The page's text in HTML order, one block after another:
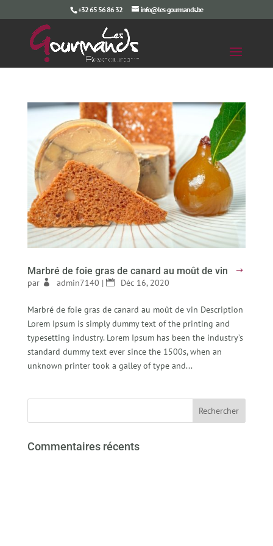
+32 65 56 86 32 info@les-gourmands.be
Marbré de foie gras de canard au moût de vin
par admin7140 | Déc 16, 2020
Marbré de foie gras de canard au moût de vin Description
Lorem Ipsum is simply dummy text of the printing and
typesetting industry. Lorem Ipsum has been the industry’s
standard dummy text ever since the 1500s, when an
unknown printer took a galley of type and...
Commentaires récents